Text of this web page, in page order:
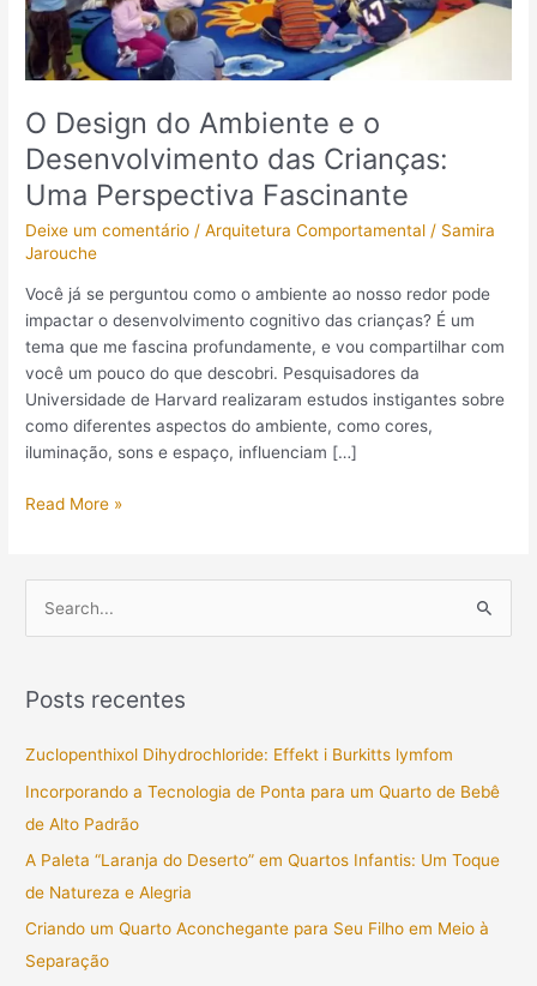
O Design do Ambiente e o
Desenvolvimento das Crianças:
Uma Perspectiva Fascinante
Deixe um comentário /Arquitetura Comportamental / Samira
Jarouche
Você já se perguntou como o ambiente ao nosso redor pode
impactar o desenvolvimento cognitivo das crianças? É um
tema que me fascina profundamente, e vou compartilhar com
você um pouco do que descobri. Pesquisadores da
Universidade de Harvard realizaram estudos instigantes sobre
como diferentes aspectos do ambiente, como cores,
iluminação, sons e espaço, influenciam […]
das
Crianças:
Uma
Fascinante
Read More »
q
r
p
o
r
Posts recentes
Zuclopenthixol Dihydrochloride: Effekt i Burkitts lymfom
Incorporando a Tecnologia de Ponta para um Quarto de Bebê
de Alto Padrão
A Paleta “Laranja do Deserto” em Quartos Infantis: Um Toque
de Natureza e Alegria
Criando um Quarto Aconchegante para Seu Filho em Meio à
Separação